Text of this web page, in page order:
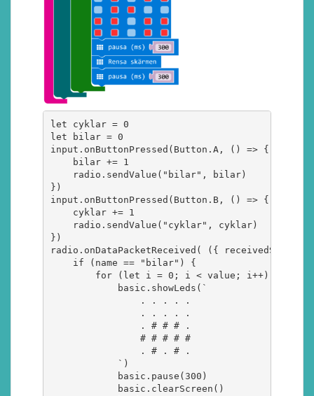
let cyklar = 0
let bilar = 0
input.onButtonPressed(Button.A, () => {
    bilar += 1
    radio.sendValue("bilar", bilar)
})
input.onButtonPressed(Button.B, () => {
    cyklar += 1
    radio.sendValue("cyklar", cyklar)
})
radio.onDataPacketReceived( ({
    if (name == "bilar") {
        for (let i = 0; i < value; i++) {
            basic.showLeds(`
                . . . . .
                . . . . .
                . # # # .
                # # # # #
                . # . # .
            `)
            basic.pause(300)
            basic.clearScreen()